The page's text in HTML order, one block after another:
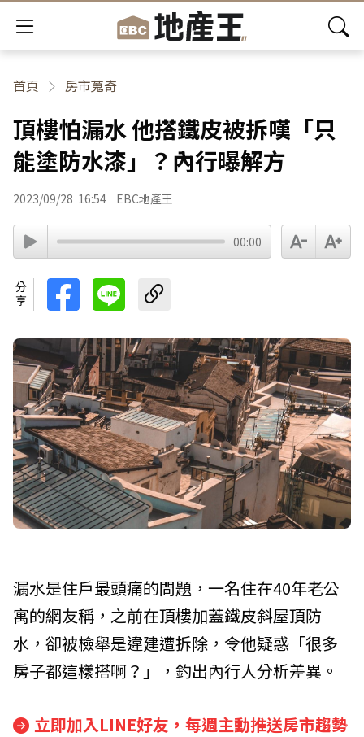
首頁 房市蒐奇
頂樓怕漏水 他搭鐵皮被拆嘆「只
能塗防水漆」？內行曝解方
2023/09/28 16:54 EBC地產王
00:00
分享
漏水是住戶最頭痛的問題，一名住在40年老公
寓的網友稱，之前在頂樓加蓋鐵皮斜屋頂防
水，卻被檢舉是違建遭拆除，令他疑惑「很多
房子都這樣搭啊？」，釣出內行人分析差異。
立即加入LINE好友，每週主動推送房市趨勢